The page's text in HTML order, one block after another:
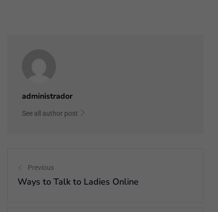
administrador
See all author post
Previous
Ways to Talk to Ladies Online